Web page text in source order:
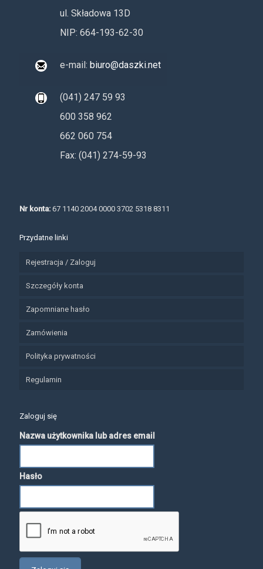
ul. Składowa 13D
NIP: 664-193-62-30
e-mail: biuro@daszki.net
(041) 247 59 93
600 358 962
662 060 754
Fax: (041) 274-59-93
Nr konta: 67 1140 2004 0000 3702 5318 8311
Przydatne linki
Rejestracja / Zaloguj
Szczegóły konta
Zapomniane hasło
Zamówienia
Polityka prywatności
Regulamin
Zaloguj się
Nazwa użytkownika lub adres email
Hasło